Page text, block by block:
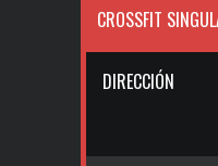
CROSSFIT
DIRECCIÓN